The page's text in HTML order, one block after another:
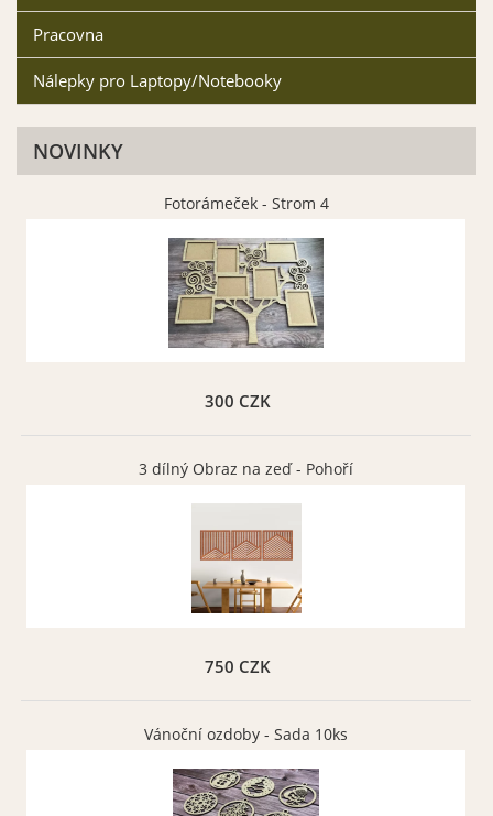
Hnědá matná 080
Hnědá oříšková matná
Tmavě šedá matná 073
Béžová matná 082 Zlatá matná 091
Pracovna
Nálepky pro Laptopy/Notebooky
NOVINKY
Fotorámeček - Strom 4
300 CZK
3 dílný Obraz na zeď - Pohoří
750 CZK
Vánoční ozdoby - Sada 10ks